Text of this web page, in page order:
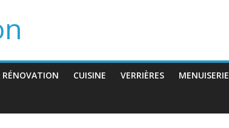
CUISINE VERRIÈRES MENUISERIE